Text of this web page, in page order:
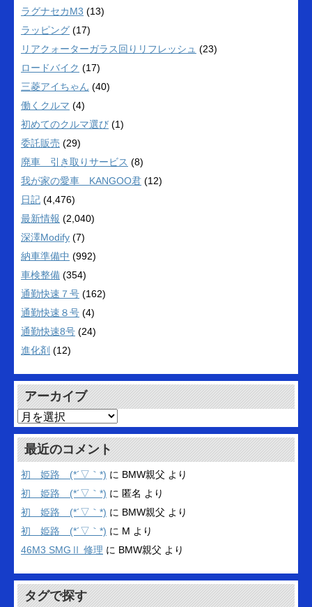
ラグナセカM3 (13)
ラッピング (17)
リアクォーターガラス回りリフレッシュ (23)
ロードバイク (17)
三菱アイちゃん (40)
働くクルマ (4)
初めてのクルマ選び (1)
委託販売 (29)
廃車 引き取りサービス (8)
我が家の愛車 KANGOO君 (12)
日記 (4,476)
最新情報 (2,040)
深澤Modify (7)
納車準備中 (992)
車検整備 (354)
通勤快速７号 (162)
通勤快速８号 (4)
通勤快速8号 (24)
進化剤 (12)
アーカイブ
ア
ー
カ
イ
ブ
最近のコメント
初 姫路 (*´▽｀*) に BMW親父 より
初 姫路 (*´▽｀*) に 匿名 より
初 姫路 (*´▽｀*) に BMW親父 より
初 姫路 (*´▽｀*) に M より
46M3 SMGⅡ 修理 に BMW親父 より
タグで探す